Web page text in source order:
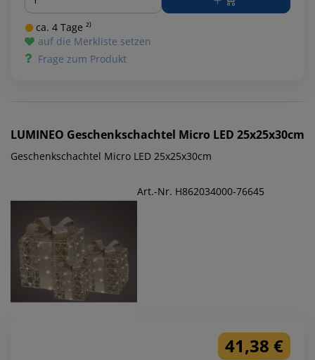
ca. 4 Tage ²⁾
auf die Merkliste setzen
Frage zum Produkt
LUMINEO Geschenkschachtel Micro LED 25x25x30cm
Geschenkschachtel Micro LED 25x25x30cm
Art.-Nr. H862034000-76645
41,38 €